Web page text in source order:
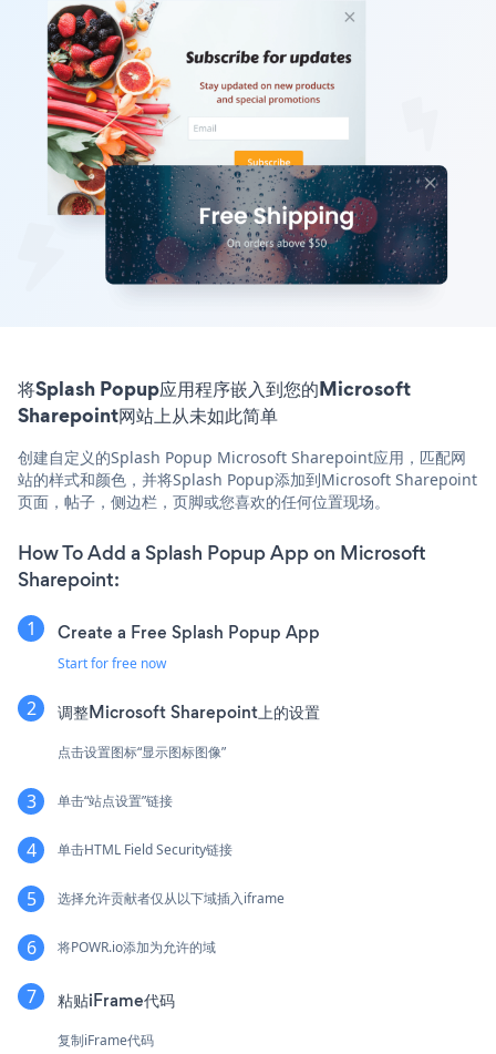
将Splash Popup应用程序嵌入到您的Microsoft
Sharepoint网站上从未如此简单
创建自定义的Splash Popup Microsoft Sharepoint应用，匹配网
站的样式和颜色，并将Splash Popup添加到Microsoft Sharepoint
页面，帖子，侧边栏，页脚或您喜欢的任何位置现场。
How To Add a Splash Popup App on Microsoft
Sharepoint:
Create a Free Splash Popup App
Start for free now
调整Microsoft Sharepoint上的设置
点击设置图标“显示图标图像”
单击“站点设置”链接
单击HTML Field Security链接
选择允许贡献者仅从以下域插入iframe
将POWR.io添加为允许的域
粘贴iFrame代码
复制iFrame代码